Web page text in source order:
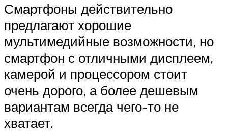
Смартфоны действительно
предлагают хорошие
мультимедийные возможности, но
смартфон с отличными дисплеем,
камерой и процессором стоит
очень дорого, а более дешевым
вариантам всегда чего-то не
хватает.